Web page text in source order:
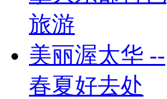
旅游
美丽渥太华 --
春夏好去处